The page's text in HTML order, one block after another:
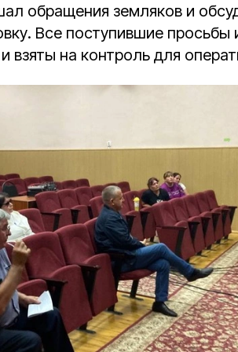
обращения земляков и
Все поступившие
взяты на контроль для